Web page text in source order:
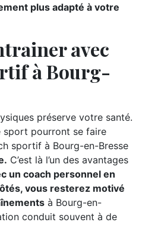
plus adapté à votre
avec
à Bourg-
préserve votre santé.
sport pourront se faire
sportif à Bourg-en-Bresse
C’est là l’un des avantages
un coach personnel en
vous resterez motivé
à Bourg-en-
conduit souvent à de